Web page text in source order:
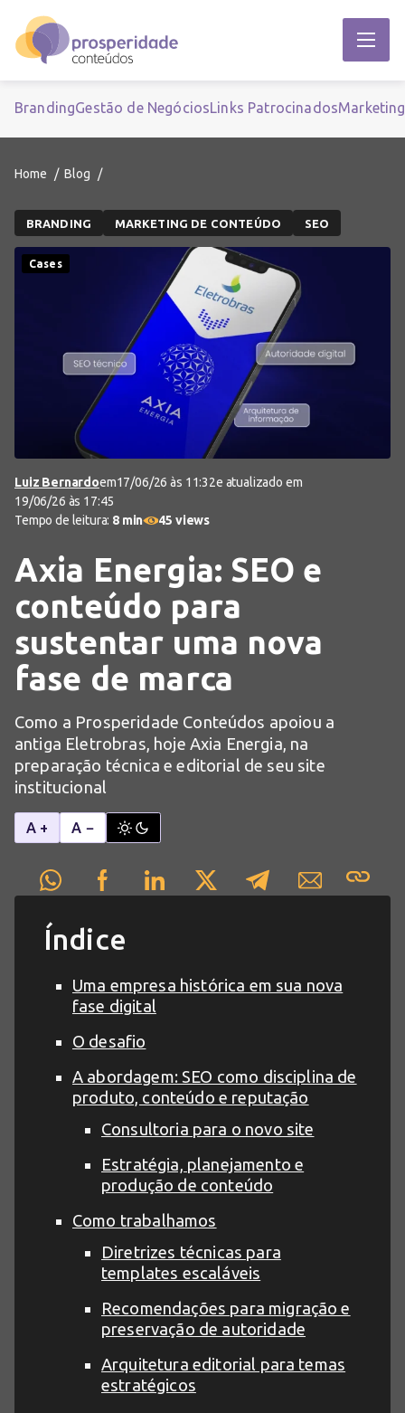
BrandingGestão de NegóciosLinks Patrocinados
Home Blog
BRANDING MARKETING DE CONTEÚDO SEO
Cases
Luiz Bernardoem17/06/26 às 11:32e atualizado em
19/06/26 às 17:45
Tempo de leitura: 8 min 45 views
Axia Energia: SEO e
conteúdo para
sustentar uma nova
fase de marca
Como a Prosperidade Conteúdos apoiou a
antiga Eletrobras, hoje Axia Energia, na
preparação técnica e editorial de seu site
institucional
A + A −
Índice
Uma empresa histórica em sua nova
fase digital
O desafio
A abordagem: SEO como disciplina de
produto, conteúdo e reputação
Consultoria para o novo site
Estratégia, planejamento e
produção de conteúdo
Como trabalhamos
Diretrizes técnicas para
templates escaláveis
Recomendações para migração e
preservação de autoridade
Arquitetura editorial para temas
estratégicos